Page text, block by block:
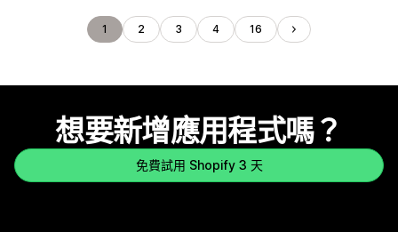
1 2 3 4 16
想要新增應用程式嗎？
免費試用 Shopify 3 天